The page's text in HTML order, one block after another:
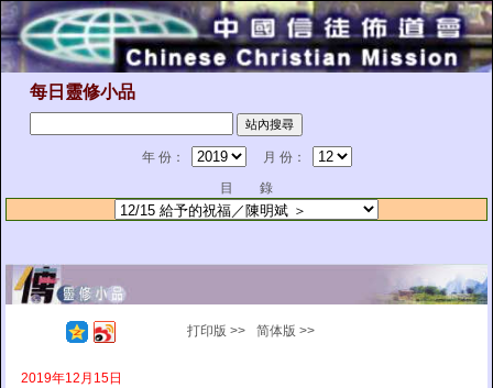
每日靈修小品
年 份：
月 份：
目 錄
打印版 >> 简体版 >>
2019年12月15日